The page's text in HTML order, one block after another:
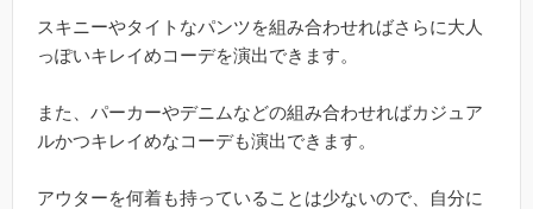
スキニーやタイトなパンツを組み合わせればさらに大人
っぽいキレイめコーデを演出できます。
また、パーカーやデニムなどの組み合わせればカジュア
ルかつキレイめなコーデも演出できます。
アウターを何着も持っていることは少ないので、自分に